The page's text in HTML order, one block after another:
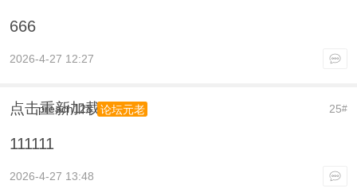
666
2026-4-27 12:27
点击重新加载 25#
preach123 论坛元老
111111
2026-4-27 13:48